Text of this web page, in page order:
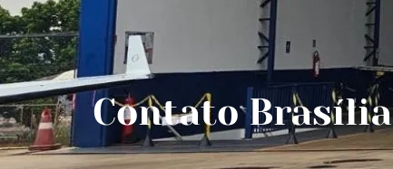
Contato Brasília